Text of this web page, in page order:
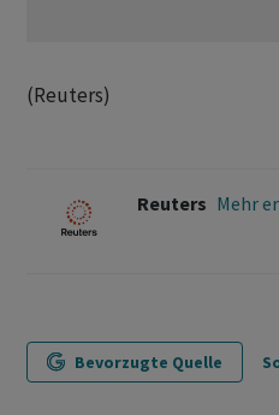
(Reuters)
Reuters Mehr
Bevorzugte Quelle